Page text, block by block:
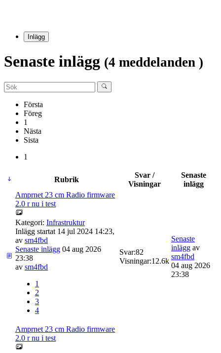
Inlägg
Senaste inlägg (4 meddelanden )
Första
Föreg
1
Nästa
Sista
1
Rubrik
Svar /
Visningar
Senaste
inlägg
Amprnet 23 cm Radio firmware
2.0 r nu i test
Kategori: Infrastruktur
Inlägg startat 14 jul 2024 14:23,
av sm4fbd
Senaste inlägg 04 aug 2026
23:38
av sm4fbd
1
2
3
4
Svar:82
Visningar:12.6k
Senaste
inlägg av
sm4fbd
04 aug 2026
23:38
Amprnet 23 cm Radio firmware
2.0 r nu i test